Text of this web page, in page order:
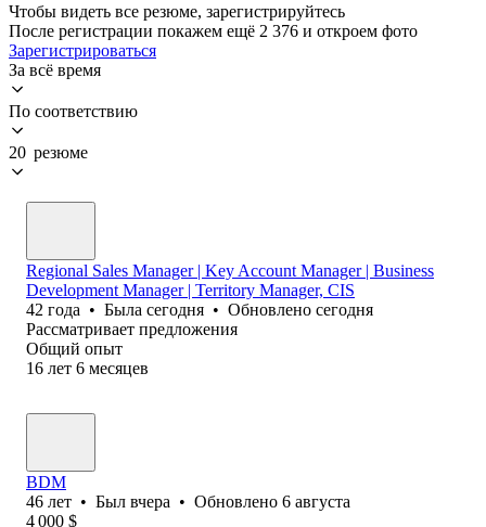
Чтобы видеть все резюме, зарегистрируйтесь
После регистрации покажем ещё 2 376 и откроем фото
Зарегистрироваться
За всё время
По соответствию
20 резюме
Regional Sales Manager | Key Account Manager | Business
Development Manager | Territory Manager, CIS
42 года • Была сегодня • Обновлено сегодня
Рассматривает предложения
Общий опыт
16 лет 6 месяцев
BDM
46 лет • Был вчера • Обновлено 6 августа
4 000 $